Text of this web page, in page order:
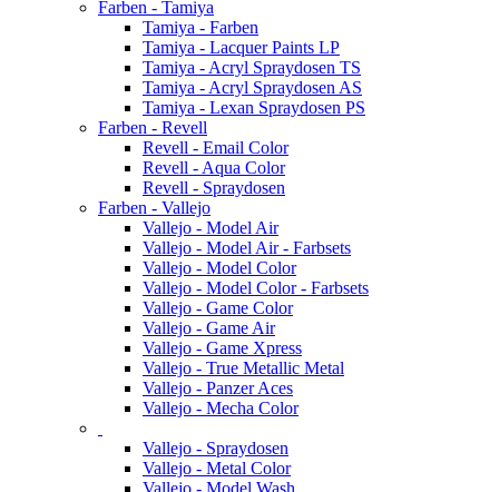
Farben - Tamiya
Tamiya - Farben
Tamiya - Lacquer Paints LP
Tamiya - Acryl Spraydosen TS
Tamiya - Acryl Spraydosen AS
Tamiya - Lexan Spraydosen PS
Farben - Revell
Revell - Email Color
Revell - Aqua Color
Revell - Spraydosen
Farben - Vallejo
Vallejo - Model Air
Vallejo - Model Air - Farbsets
Vallejo - Model Color
Vallejo - Model Color - Farbsets
Vallejo - Game Color
Vallejo - Game Air
Vallejo - Game Xpress
Vallejo - True Metallic Metal
Vallejo - Panzer Aces
Vallejo - Mecha Color
Vallejo - Spraydosen
Vallejo - Metal Color
Vallejo - Model Wash